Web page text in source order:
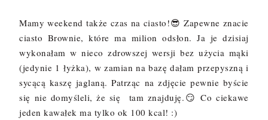
Mamy weekend także czas na ciasto!😎 Zapewne znacie
ciasto Brownie, które ma milion odsłon. Ja je dzisiaj
wykonałam w nieco zdrowszej wersji bez użycia mąki
(jedynie 1 łyżka), w zamian na bazę dałam przepyszną i
sycącą kaszę jaglaną. Patrząc na zdjęcie pewnie byście
się nie domyśleli, że się tam znajduję.😏 Co ciekawe
jeden kawałek ma tylko ok 100 kcal! :)